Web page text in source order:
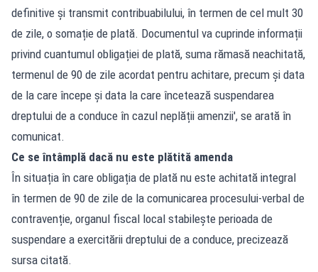
definitive și transmit contribuabilului, în termen de cel mult 30
de zile, o somație de plată. Documentul va cuprinde informații
privind cuantumul obligației de plată, suma rămasă neachitată,
termenul de 90 de zile acordat pentru achitare, precum și data
de la care începe și data la care încetează suspendarea
dreptului de a conduce în cazul neplății amenzii', se arată în
comunicat.
Ce se întâmplă dacă nu este plătită amenda
În situația în care obligația de plată nu este achitată integral
în termen de 90 de zile de la comunicarea procesului-verbal de
contravenție, organul fiscal local stabilește perioada de
suspendare a exercitării dreptului de a conduce, precizează
sursa citată.